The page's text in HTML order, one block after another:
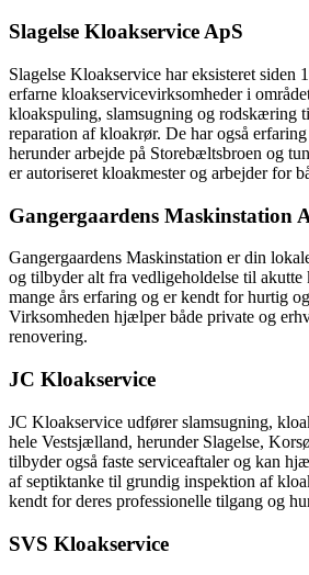
Slagelse Kloakservice ApS
Slagelse Kloakservice har eksisteret siden
erfarne kloakservicevirksomheder i
kloakspuling, slamsugning og rodskæring
reparation af kloakrør. De har også
herunder arbejde på Storebæltsbroen og
er autoriseret kloakmester og arbejder for
Gangergaardens Maskinstation
Gangergaardens Maskinstation er din
og tilbyder alt fra vedligeholdelse til akutte
mange års erfaring og er kendt for hurtig
Virksomheden hjælper både private og
renovering.
JC Kloakservice
JC Kloakservice udfører slamsugning,
hele Vestsjælland, herunder Slagelse,
tilbyder også faste serviceaftaler og kan
af septiktanke til grundig inspektion af
kendt for deres professionelle tilgang og
SVS Kloakservice